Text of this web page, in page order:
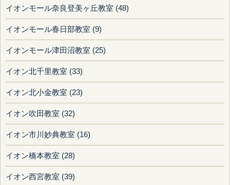
イオンモール奈良登美ヶ丘教室 (48)
イオンモール春日部教室 (9)
イオンモール津田沼教室 (25)
イオン北千里教室 (33)
イオン北小金教室 (23)
イオン吹田教室 (32)
イオン市川妙典教室 (16)
イオン橋本教室 (28)
イオン西宮教室 (39)